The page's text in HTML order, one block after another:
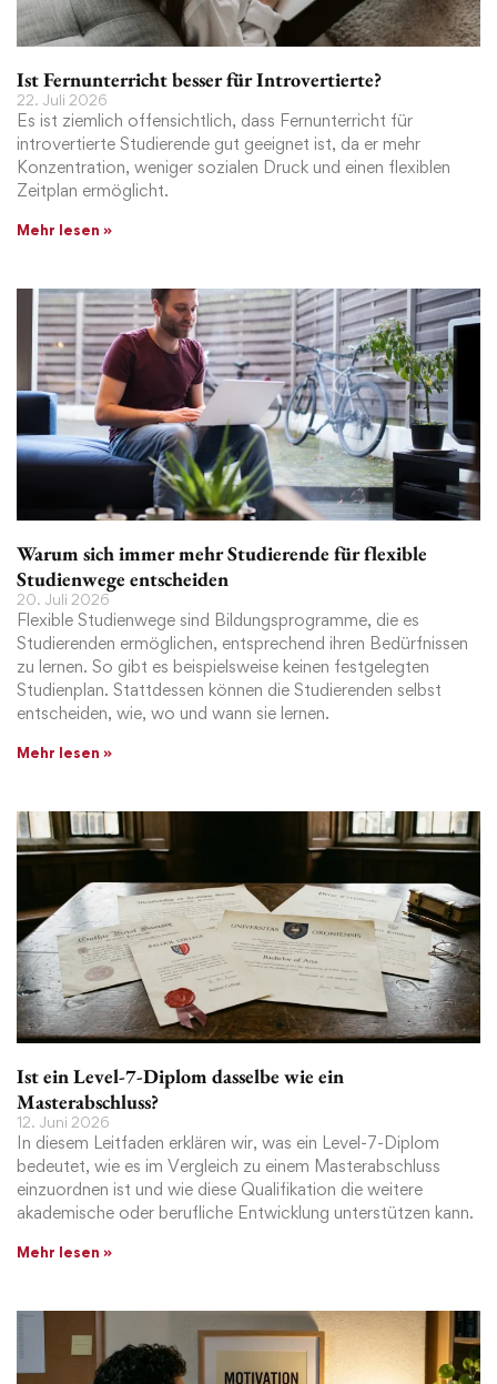
Ist Fernunterricht besser für Introvertierte?
22. Juli 2026
Es ist ziemlich offensichtlich, dass Fernunterricht für
introvertierte Studierende gut geeignet ist, da er mehr
Konzentration, weniger sozialen Druck und einen flexiblen
Zeitplan ermöglicht.
Mehr lesen »
Warum sich immer mehr Studierende für flexible
Studienwege entscheiden
20. Juli 2026
Flexible Studienwege sind Bildungsprogramme, die es
Studierenden ermöglichen, entsprechend ihren Bedürfnissen
zu lernen. So gibt es beispielsweise keinen festgelegten
Studienplan. Stattdessen können die Studierenden selbst
entscheiden, wie, wo und wann sie lernen.
Mehr lesen »
Ist ein Level-7-Diplom dasselbe wie ein
Masterabschluss?
12. Juni 2026
In diesem Leitfaden erklären wir, was ein Level-7-Diplom
bedeutet, wie es im Vergleich zu einem Masterabschluss
einzuordnen ist und wie diese Qualifikation die weitere
akademische oder berufliche Entwicklung unterstützen kann.
Mehr lesen »